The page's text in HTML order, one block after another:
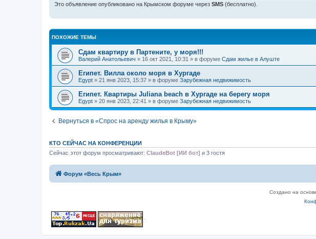
Это объявление опубликовано на Крымском форуме через SMS (бесплатно).
ПОХОЖИЕ ТЕМЫ
Сдам квартиру в Партените, у моря!!!
Валерий Анатольевич » 16 окт 2021, 10:31 » в форуме Сдам жилье в Алуште
Египет. Вилла около моря в Хургаде
Egypt » 21 янв 2023, 15:37 » в форуме Зарубежная недвижимость
Египет. Квартиры Juliana beach в Хургаде на берегу моря
Egypt » 20 янв 2023, 22:41 » в форуме Зарубежная недвижимость
Вернуться в «Спрос на аренду жилья в Крыму»
КТО СЕЙЧАС НА КОНФЕРЕНЦИИ
Сейчас этот форум просматривают: ClaudeBot [ИИ бот] и 3 гостя
Форум «Весь Крым»
Создано на